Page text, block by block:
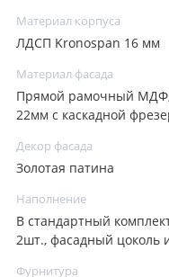
Материал корпуса
ЛДСП Kronospan 16 мм
Материал фасада
Прямой рамочный
22мм с каскадной
Декор фасада
Золотая патина
Наполнение
В стандартный
2шт., фасадный цоколь
Фурнитура